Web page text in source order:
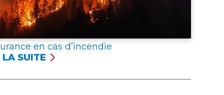
en cas d’incendie
LA SUITE